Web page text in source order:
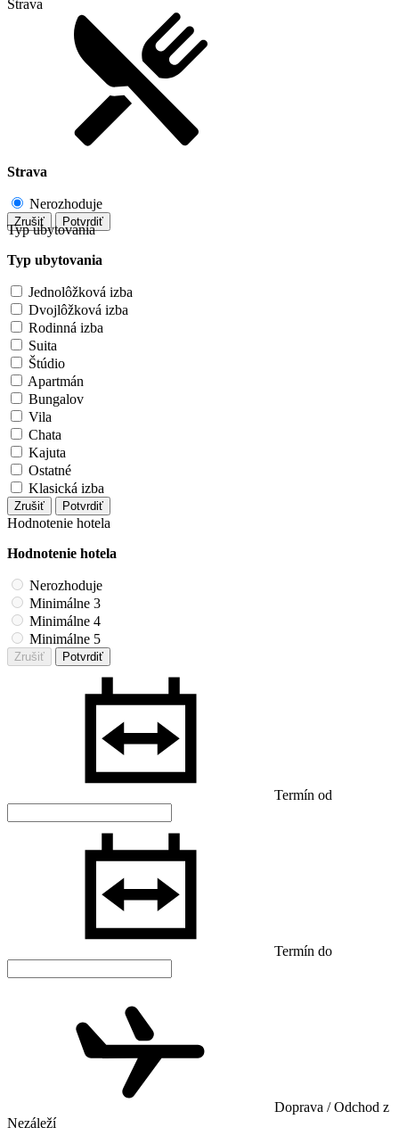
Strava
Strava
Nerozhoduje
Zrušiť Potvrdiť
Typ ubytovania
Typ ubytovania
Jednolôžková izba
Dvojlôžková izba
Rodinná izba
Suita
Štúdio
Apartmán
Bungalov
Vila
Chata
Kajuta
Ostatné
Klasická izba
Zrušiť Potvrdiť
Hodnotenie hotela
Hodnotenie hotela
Nerozhoduje
Minimálne 3
Minimálne 4
Minimálne 5
Zrušiť Potvrdiť
Termín od
Termín do
Doprava / Odchod z
Nezáleží